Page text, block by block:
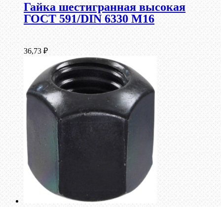
Гайка шестигранная высокая
ГОСТ 591/DIN 6330 М16
36,73 ₽